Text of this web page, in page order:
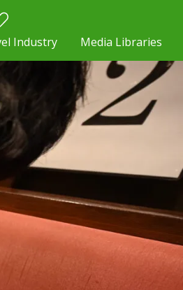
Industry Media Libraries